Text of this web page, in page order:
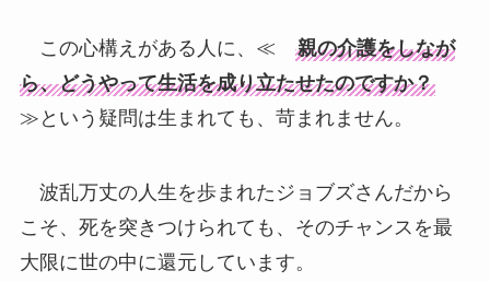
この心構えがある人に、≪ 親の介護をしなが
ら、どうやって生活を成り立たせたのですか？
≫という疑問は生まれても、苛まれません。
波乱万丈の人生を歩まれたジョブズさんだから
こそ、死を突きつけられても、そのチャンスを最
大限に世の中に還元しています。